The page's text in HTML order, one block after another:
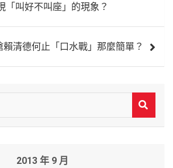
「叫好不叫座」的現象？
賴清德何止「口水戰」那麼簡單？
2013 年 9 月